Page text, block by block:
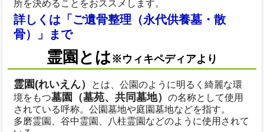
所を決めることをおススメします。
詳しくは「ご遺骨整理（永代供養墓・散
骨）」まで
霊園とは※ウィキペディアより
霊園(れいえん）
とは、公園のように明るく綺麗な環
境をもつ墓園（墓苑、共同墓地）の名称として使用
されている呼称。公園墓地や庭園墓地などを指す。
多磨霊園、谷中霊園、八柱霊園などのように使用されて